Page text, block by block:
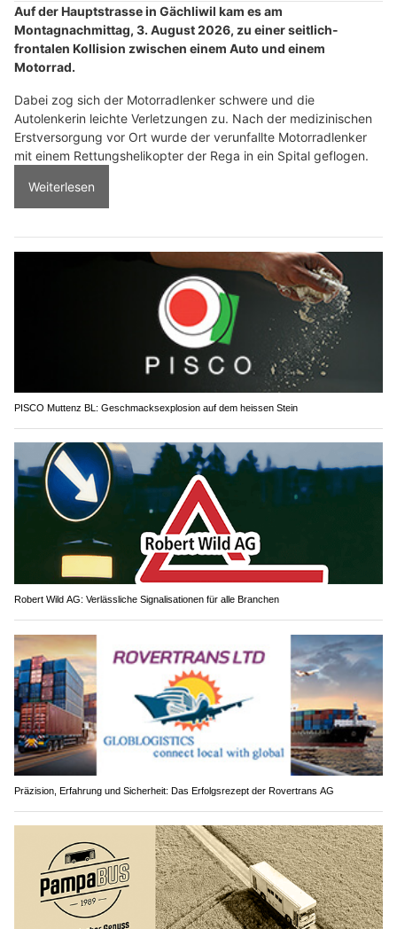
Auf der Hauptstrasse in Gächliwil kam es am
Montagnachmittag, 3. August 2026, zu einer seitlich-
frontalen Kollision zwischen einem Auto und einem
Motorrad.
Dabei zog sich der Motorradlenker schwere und die
Autolenkerin leichte Verletzungen zu. Nach der medizinischen
Erstversorgung vor Ort wurde der verunfallte Motorradlenker
mit einem Rettungshelikopter der Rega in ein Spital geflogen.
Weiterlesen
PISCO Muttenz BL: Geschmacksexplosion auf dem heissen Stein
Robert Wild AG: Verlässliche Signalisationen für alle Branchen
Präzision, Erfahrung und Sicherheit: Das Erfolgsrezept der Rovertrans AG